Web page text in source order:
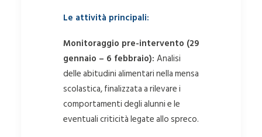
Le attività principali:
Monitoraggio pre-intervento (29
gennaio – 6 febbraio): Analisi
delle abitudini alimentari nella mensa
scolastica, finalizzata a rilevare i
comportamenti degli alunni e le
eventuali criticità legate allo spreco.